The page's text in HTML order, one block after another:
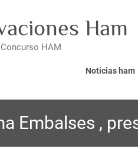
Ham
HAM
Noticias ham
Embalses ,